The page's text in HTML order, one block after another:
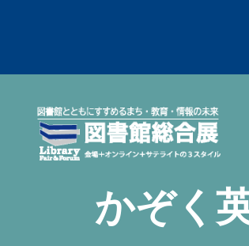
ン
ー
ザ
かぞく